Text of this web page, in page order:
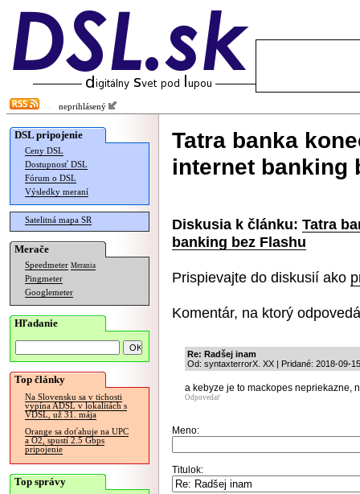
neprihlásený
DSL pripojenie
Ceny DSL
Dostupnosť DSL
Fórum o DSL
Výsledky meraní
Satelitná mapa SR
Merače
Speedmeter Merania
Pingmeter
Googlemeter
Hľadanie
Top články
Na Slovensku sa v tichosti
vypína ADSL v lokalitách s
VDSL, už 31. mája
Orange sa doťahuje na UPC
a O2, spustí 2.5 Gbps
pripojenie
Top správy
Tatra banka
internet banking
Diskusia k článku: Tatra
banking bez Flashu
Prispievajte do diskusií ako
Komentár, na ktorý
Re: Radšej inam
Od: syntaxterrorX. XX | Pridané: 2018-09-
a kebyze je to mackopes nepriekazne,
Odpovedať
Meno:
Titulok: